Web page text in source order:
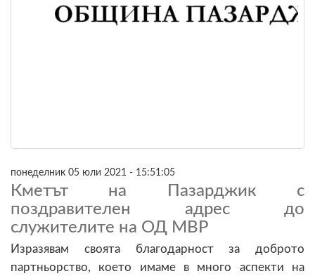
понеделник 05 юли 2021 - 15:51:05
Кметът на Пазарджик с
поздравителен адрес до
служителите на ОД МВР
Изразявам своята благодарност за доброто
партньорство, което имаме в много аспекти на